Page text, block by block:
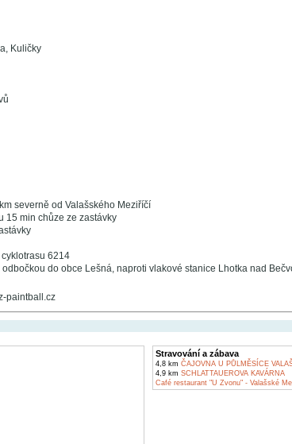
Kuličky
severně od Valašského Meziříčí
15 min chůze ze zastávky
6214
do obce Lešná, naproti vlakové stanice Lhotka nad
paintball.cz
Stravování a zábava
4,8 km ČAJOVNA U PŮLMĚSÍCE
4,9 km SCHLATTAUEROVA KAVÁRNA
Café restaurant "U Zvonu" - Valašské